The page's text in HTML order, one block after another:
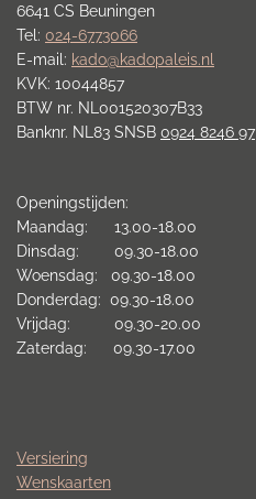
6641 CS Beuningen
Tel: 024-6773066
E-mail: kado@kadopaleis.nl
KVK: 10044857
BTW nr. NL001520307B33
Banknr. NL83 SNSB 0924 8246 97
Openingstijden:
Maandag: 13.00-18.00
Dinsdag: 09.30-18.00
Woensdag: 09.30-18.00
Donderdag: 09.30-18.00
Vrijdag: 09.30-20.00
Zaterdag: 09.30-17.00
Versiering
Wenskaarten